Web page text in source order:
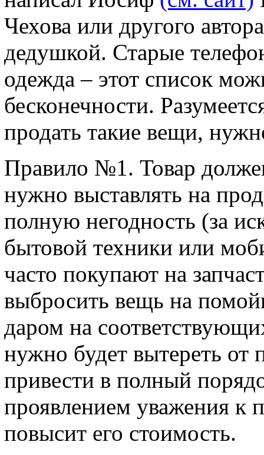
Чехова или другого
дедушкой. Старые
одежда – этот список
бесконечности.
продать такие вещи,
Правило №1. Товар
нужно выставлять на
полную негодность (за
бытовой техники или
часто покупают на
выбросить вещь на
даром на
нужно будет вытереть
привести в полный
проявлением уважения к
повысит его стоимость.